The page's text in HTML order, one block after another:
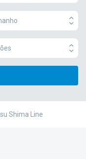
Shima Line